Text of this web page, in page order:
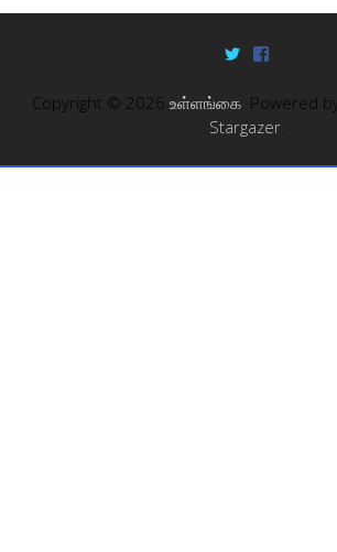
Copyright © 2026 உள்ளங்கை. Powered
Stargazer.